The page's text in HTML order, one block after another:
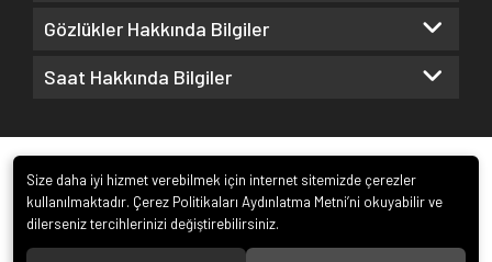
Gözlükler Hakkında Bilgiler
Saat Hakkında Bilgiler
Size daha iyi hizmet verebilmek için internet sitemizde çerezler
kullanılmaktadır. Çerez Politikaları Aydınlatma Metni’ni okuyabilir ve
dilerseniz tercihlerinizi değiştirebilirsiniz.